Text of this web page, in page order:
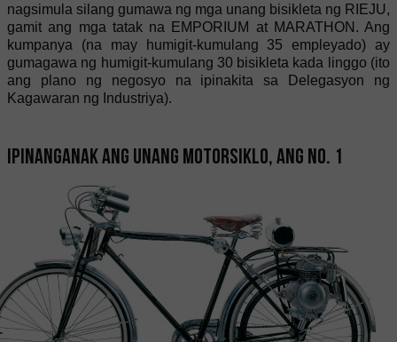
nagsimula silang gumawa ng mga unang bisikleta ng RIEJU,
gamit ang mga tatak na EMPORIUM at MARATHON. Ang
kumpanya (na may humigit-kumulang 35 empleyado) ay
gumagawa ng humigit-kumulang 30 bisikleta kada linggo (ito
ang plano ng negosyo na ipinakita sa Delegasyon ng
Kagawaran ng Industriya).
Ipinanganak ang unang motorsiklo, ang No. 1